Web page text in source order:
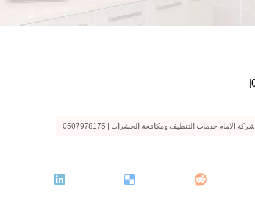
شركة الامام خدمات التنظيف ومكافحة الحشرات | 0507978175